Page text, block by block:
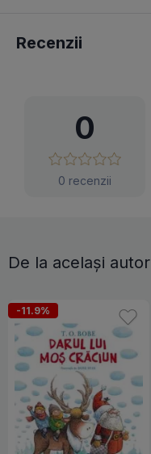
Recenzii
0
0 recenzii
De la același autor
-11.9%